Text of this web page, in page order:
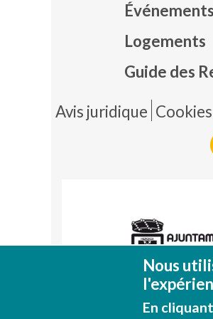
Événements
Logements
Guide des
Avis juridique Cookies
Nous
En